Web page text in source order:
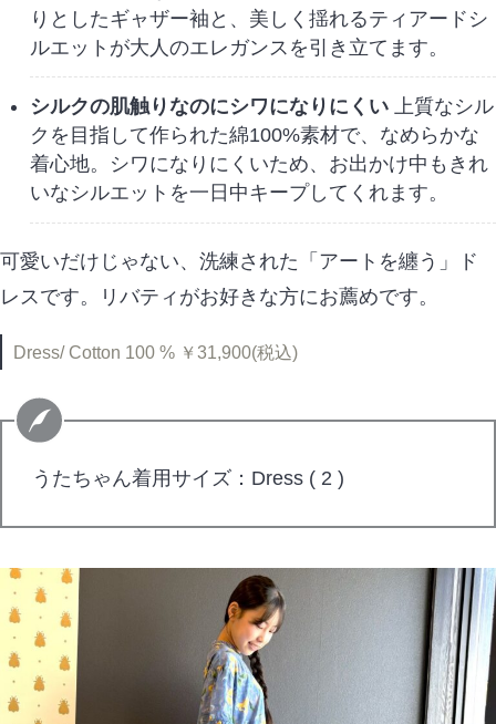
りとしたギャザー袖と、美しく揺れるティアードシ
ルエットが大人のエレガンスを引き立てます。
シルクの肌触りなのにシワになりにくい上質なシル
クを目指して作られた綿100%素材で、なめらかな
着心地。シワになりにくいため、お出かけ中もきれ
いなシルエットを一日中キープしてくれます。
可愛いだけじゃない、洗練された「アートを纏う」ド
レスです。リバティがお好きな方にお薦めです。
Dress/ Cotton 100 % ￥31,900(税込)
うたちゃん着用サイズ：Dress ( 2 )